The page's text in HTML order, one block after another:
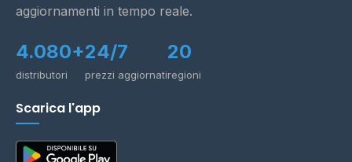
aggiornamenti in tempo reale.
4.080+
distributori
24/7
prezzi aggiornati
20
regioni
Scarica l'app